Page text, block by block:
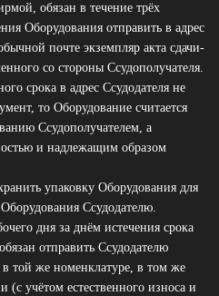
обязан в течение трёх
Оборудования отправить в адрес
почте экземпляр акта сдачи-
со стороны Ссудополучателя.
срока в адрес Ссудодателя не
то Оборудование считается
Ссудополучателем, а
и надлежащим образом
упаковку Оборудования для
Ссудодателю.
дня за днём истечения срока
отправить Ссудодателю
в той же номенклатуре, в том же
(с учётом естественного износа и